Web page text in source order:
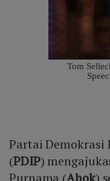
Partai Demokrasi
(PDIP)